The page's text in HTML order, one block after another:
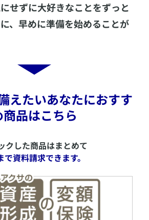
せずに大好きなことをずっと
、早めに準備を始めることが
えたいあなたにおすす
商品はこちら
クした商品はまとめて
で資料請求できます。